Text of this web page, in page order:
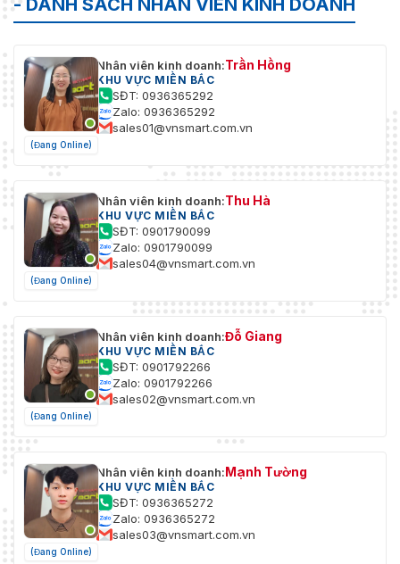
- DANH SÁCH NHÂN VIÊN KINH DOANH
(Đang Online)
Nhân viên kinh doanh:Trần Hồng
KHU VỰC MIỀN BẮC
SĐT: 0936365292
Zalo: 0936365292
sales01@vnsmart.com.vn
(Đang Online)
Nhân viên kinh doanh:Thu Hà
KHU VỰC MIỀN BẮC
SĐT: 0901790099
Zalo: 0901790099
sales04@vnsmart.com.vn
(Đang Online)
Nhân viên kinh doanh:Đỗ Giang
KHU VỰC MIỀN BẮC
SĐT: 0901792266
Zalo: 0901792266
sales02@vnsmart.com.vn
(Đang Online)
Nhân viên kinh doanh:Mạnh Tường
KHU VỰC MIỀN BẮC
SĐT: 0936365272
Zalo: 0936365272
sales03@vnsmart.com.vn